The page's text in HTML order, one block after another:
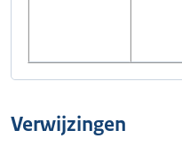
Verwijzingen